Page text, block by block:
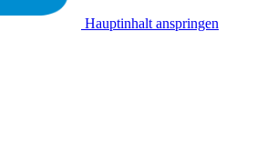
Hauptinhalt anspringen